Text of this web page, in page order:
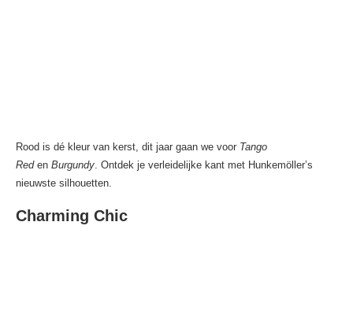
Rood is dé kleur van kerst, dit jaar gaan we voor Tango
Red en Burgundy . Ontdek je verleidelijke kant met Hunkemöller’s
nieuwste silhouetten.
Charming Chic